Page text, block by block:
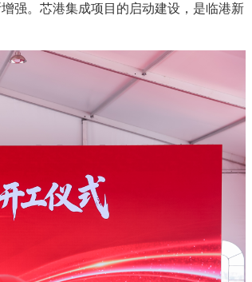
强。芯港集成项目的启动建设，是临港新